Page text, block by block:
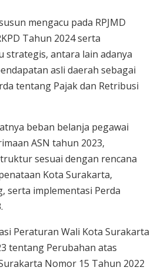
mengacu pada RPJMD
Tahun 2024 serta
strategis, antara lain adanya
asli daerah sebagai
tentang Pajak dan Retribusi
beban belanja pegawai
ASN tahun 2023,
sesuai dengan rencana
Kota Surakarta,
serta implementasi Perda
Peraturan Wali Kota Surakarta
tentang Perubahan atas
Nomor 15 Tahun 2022